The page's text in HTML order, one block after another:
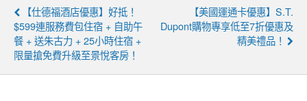
【仕德福酒店優惠】好抵！
$599連服務費包住宿 + 自助午
餐 + 送朱古力 + 25小時住宿 +
限量搶免費升級至景悅客房！
【美國運通卡優惠】S.T.
Dupont購物專享低至7折優惠及
精美禮品！